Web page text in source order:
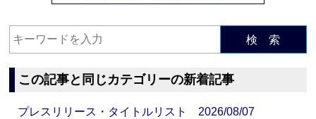
検 索
この記事と同じカテゴリーの新着記事
プレスリリース・タイトルリスト 2026/08/07